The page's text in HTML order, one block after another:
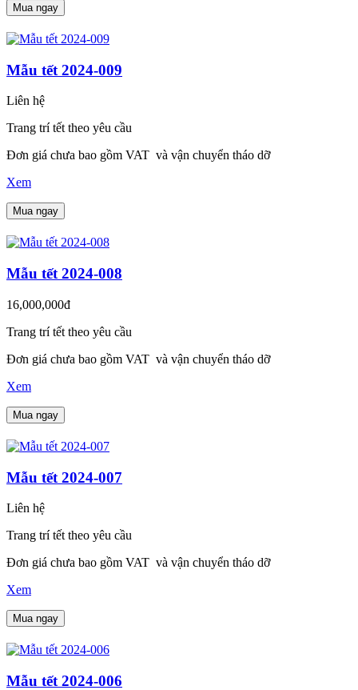
Mua ngay
Mẫu tết 2024-009
Liên hệ
Trang trí tết theo yêu cầu
Đơn giá chưa bao gồm VAT và vận chuyển tháo dỡ
Xem
Mua ngay
Mẫu tết 2024-008
16,000,000đ
Trang trí tết theo yêu cầu
Đơn giá chưa bao gồm VAT và vận chuyển tháo dỡ
Xem
Mua ngay
Mẫu tết 2024-007
Liên hệ
Trang trí tết theo yêu cầu
Đơn giá chưa bao gồm VAT và vận chuyển tháo dỡ
Xem
Mua ngay
Mẫu tết 2024-006